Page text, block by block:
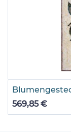
569,85 €